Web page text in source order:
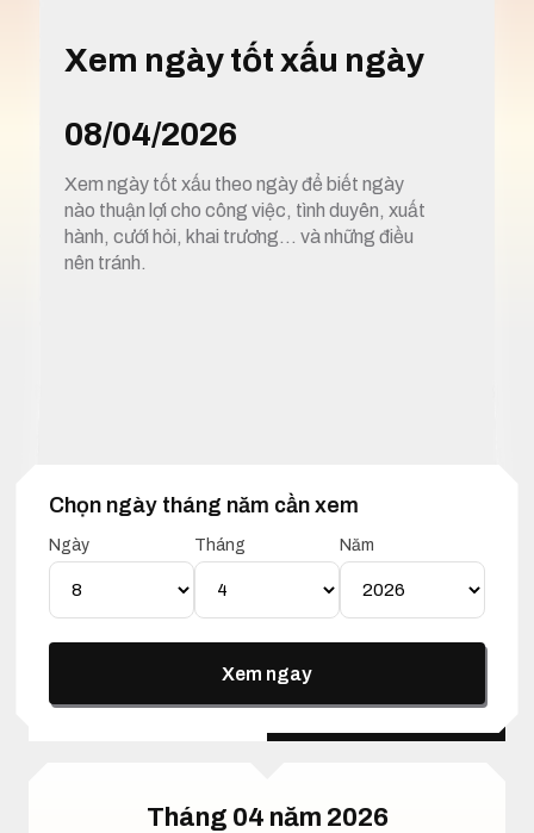
Xem ngày tốt xấu ngày
08/04/2026
Xem ngày tốt xấu theo ngày để biết ngày
nào thuận lợi cho công việc, tình duyên, xuất
hành, cưới hỏi, khai trương… và những điều
nên tránh.
Chọn ngày tháng năm cần xem
Ngày Tháng Năm
Xem ngay
1. Xem ngày tốt xấu 8 tháng 4 năm 2026
Lịch Vạn Niên 08 Tháng 04
Năm 2026
Lịch dương Lịch âm
Tháng 04 năm 2026